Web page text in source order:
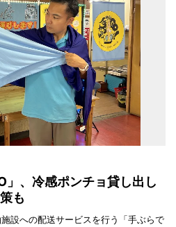
」、冷感ポンチョ貸し出し
も
設への配送サービスを行う「手ぶらで